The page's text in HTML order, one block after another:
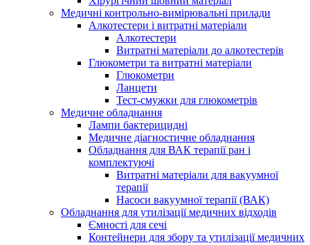
Медичні контрольно-вимірювальні прилади
Алкотестери і витратні матеріали
Алкотестери
Витратні матеріали до алкотестерів
Глюкометри та витратні матеріали
Глюкометри
Ланцети
Тест-смужки для глюкометрів
Медичне обладнання
Лампи бактерицидні
Медичне діагностичне обладнання
Обладнання для ВАК терапії ран і
комплектуючі
Витратні матеріали для вакуумної
терапії
Насоси вакуумної терапії (ВАК)
Обладнання для утилізації медичних відходів
Ємності для сечі
Контейнери для збору та утилізації медичних